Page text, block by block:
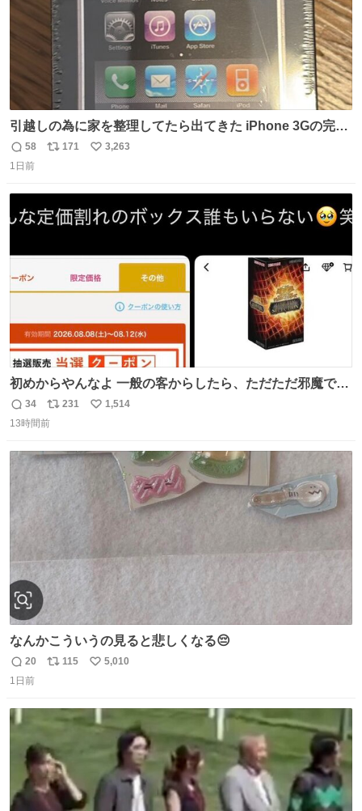
引越しの為に家を整理してたら出てきた iPhone 3Gの完全
未開封品 かなり前に楽天だかで買った多分未使用のデモ機
で-が出るのだと思うんだよね ヤフオクで売れてない190万
返
信
58
リ
ト
数
171
い
数
3,263
1日前
初めからやんなよ 一般の客からしたら、ただただ邪魔でし
かないのよ
返
信
34
リ
ポ
ト
数
231
い
1,514
13時間前
なんかこういうの見ると悲しくなる😔
返
信
20
リ
ト
115
い
数
5,010
1日前